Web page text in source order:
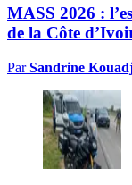
MASS 2026 :
de la Côte
ParSandrine